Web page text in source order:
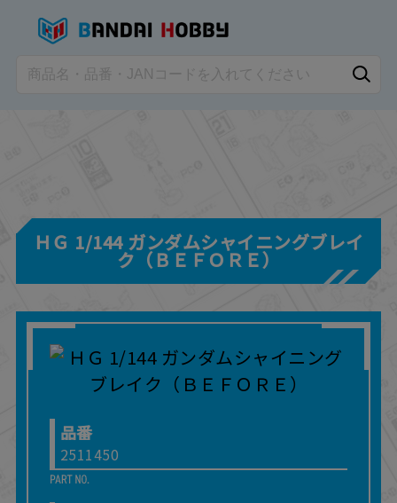
ＨＧ 1/144 ガンダムシャイニングブレイ
ク（ＢＥＦＯＲＥ）
品番
2511450